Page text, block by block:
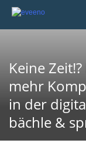
Keine
mehr
in der
bächle &